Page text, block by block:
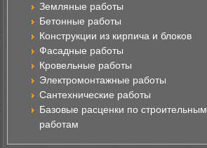
Земляные работы
Бетонные работы
Конструкции из кирпича и блоков
Фасадные работы
Кровельные работы
Электромонтажные работы
Сантехнические работы
Базовые расценки по строительным
работам